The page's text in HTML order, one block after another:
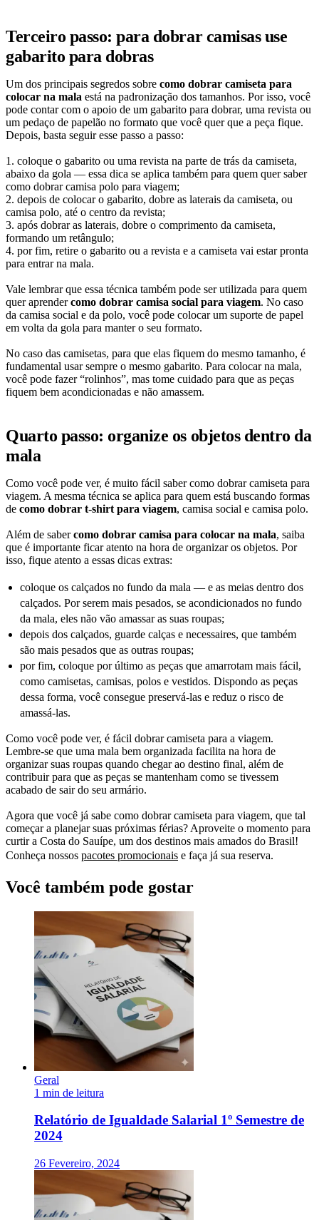
Terceiro passo: para dobrar camisas use
gabarito para dobras
Um dos principais segredos sobre como dobrar camiseta para
colocar na mala está na padronização dos tamanhos. Por isso, você
pode contar com o apoio de um gabarito para dobrar, uma revista ou
um pedaço de papelão no formato que você quer que a peça fique.
Depois, basta seguir esse passo a passo:
1. coloque o gabarito ou uma revista na parte de trás da camiseta,
abaixo da gola — essa dica se aplica também para quem quer saber
como dobrar camisa polo para viagem;
2. depois de colocar o gabarito, dobre as laterais da camiseta, ou
camisa polo, até o centro da revista;
3. após dobrar as laterais, dobre o comprimento da camiseta,
formando um retângulo;
4. por fim, retire o gabarito ou a revista e a camiseta vai estar pronta
para entrar na mala.
Vale lembrar que essa técnica também pode ser utilizada para quem
quer aprendercomo dobrar camisa social para viagem. No caso
da camisa social e da polo, você pode colocar um suporte de papel
em volta da gola para manter o seu formato.
No caso das camisetas, para que elas fiquem do mesmo tamanho, é
fundamental usar sempre o mesmo gabarito. Para colocar na mala,
você pode fazer “rolinhos”, mas tome cuidado para que as peças
fiquem bem acondicionadas e não amassem.
Quarto passo: organize os objetos dentro da
mala
Como você pode ver, é muito fácil saber como dobrar camiseta para
viagem. A mesma técnica se aplica para quem está buscando formas
de como dobrar t-shirt para viagem, camisa social e camisa polo.
Além de sabercomo dobrar camisa para colocar na mala, saiba
que é importante ficar atento na hora de organizar os objetos. Por
isso, fique atento a essas dicas extras:
coloque os calçados no fundo da mala — e as meias dentro dos
calçados. Por serem mais pesados, se acondicionados no fundo
da mala, eles não vão amassar as suas roupas;
depois dos calçados, guarde calças e necessaires, que também
são mais pesados que as outras roupas;
por fim, coloque por último as peças que amarrotam mais fácil,
como camisetas, camisas, polos e vestidos. Dispondo as peças
dessa forma, você consegue preservá-las e reduz o risco de
amassá-las.
Como você pode ver, é fácil dobrar camiseta para a viagem.
Lembre-se que uma mala bem organizada facilita na hora de
organizar suas roupas quando chegar ao destino final, além de
contribuir para que as peças se mantenham como se tivessem
acabado de sair do seu armário.
Agora que você já sabe como dobrar camiseta para viagem, que tal
começar a planejar suas próximas férias? Aproveite o momento para
curtir a Costa do Sauípe, um dos destinos mais amados do Brasil!
Conheça nossos pacotes promocionais e faça já sua reserva.
Você também pode gostar
Geral
1 min de leitura
Relatório de Igualdade Salarial 1º Semestre de
2024
26 Fevereiro, 2024